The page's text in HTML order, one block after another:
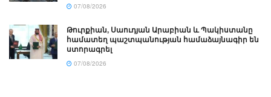
07/08/2026
Թուրքիան, Սաուդյան Արաբիան և Պակիստանը
համատեղ պաշտպանության համաձայնագիր են
ստորագրել
07/08/2026